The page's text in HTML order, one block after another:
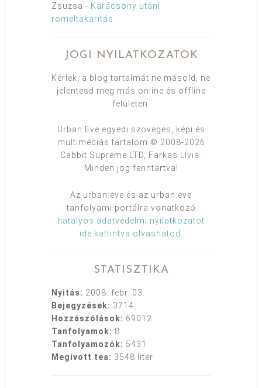
Zsuzsa - Karácsony utáni
romeltakarítás
JOGI NYILATKOZATOK
Kérlek, a blog tartalmát ne másold, ne
jelentesd meg más online és offline
felületen.
Urban:Eve egyedi szöveges, képi és
multimédiás tartalom © 2008-2026
Cabbit Supreme LTD, Farkas Lívia.
Minden jog fenntartva!
Az urban:eve és az urban:eve
tanfolyami portálra vonatkozó
hatályos adatvédelmi nyilatkozatot
ide kattintva olvashatod
STATISZTIKA
Nyitás: 2008. febr. 03.
Bejegyzések: 3714
Hozzászólások: 69012
Tanfolyamok: 8
Tanfolyamozók: 5431
Megivott tea: 3548 liter